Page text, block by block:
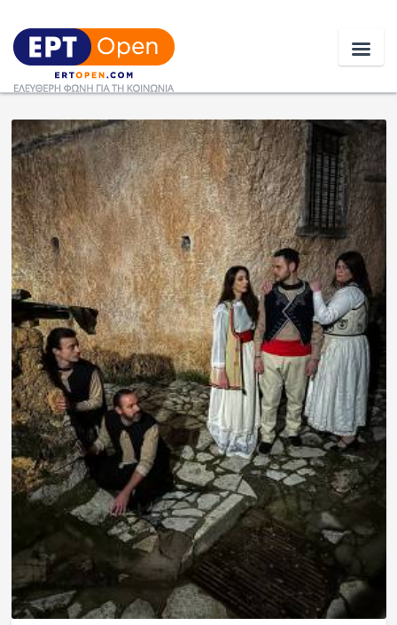
Ειδήσεις
Ελλάδα
Κοινωνία
Πολιτική
Οικονομία
Αθλητικά
Κόσμος
Ραδιόφωνο LIVE
Εκπομπές
Πολιτισμός